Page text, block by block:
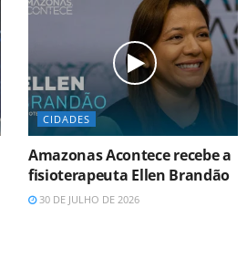
CIDADES
Amazonas Acontece recebe a
fisioterapeuta Ellen Brandão
30 DE JULHO DE 2026